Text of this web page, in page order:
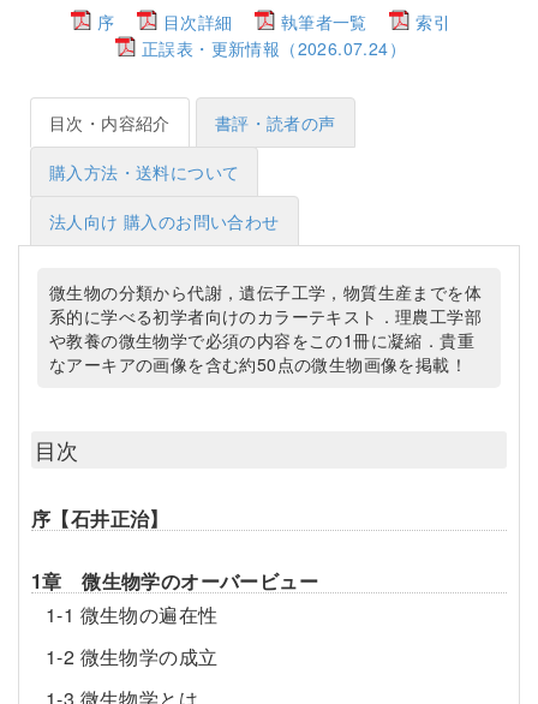
序
目次詳細 執筆者一覧
索引
正誤表・更新情報（2026.07.24）
目次・内容紹介 書評・読者の声
購入方法・送料について
法人向け 購入のお問い合わせ
微生物の分類から代謝，遺伝子工学，物質生産までを体
系的に学べる初学者向けのカラーテキスト．理農工学部
や教養の微生物学で必須の内容をこの1冊に凝縮．貴重
なアーキアの画像を含む約50点の微生物画像を掲載！
目次
序【石井正治】
1章 微生物学のオーバービュー
1-1 微生物の遍在性
1-2 微生物学の成立
1-3 微生物学とは